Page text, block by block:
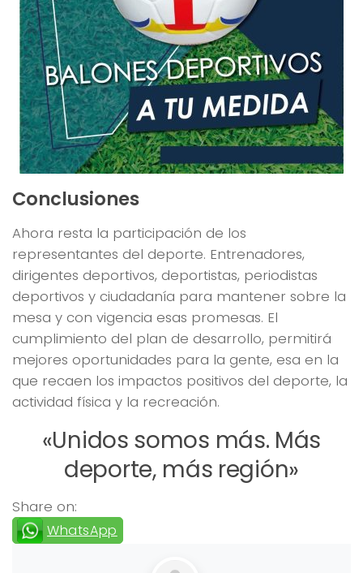
Conclusiones
Ahora resta la participación de los
representantes del deporte. Entrenadores,
dirigentes deportivos, deportistas, periodistas
deportivos y ciudadanía para mantener sobre la
mesa y con vigencia esas promesas. El
cumplimiento del plan de desarrollo, permitirá
mejores oportunidades para la gente, esa en la
que recaen los impactos positivos del deporte, la
actividad física y la recreación.
«Unidos somos más. Más
deporte, más región»
Share on:
WhatsApp